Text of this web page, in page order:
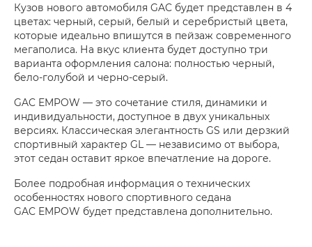
Кузов нового автомобиля GAC будет представлен в 4
цветах: черный, серый, белый и серебристый цвета,
которые идеально впишутся в пейзаж современного
мегаполиса. На вкус клиента будет доступно три
варианта оформления салона: полностью черный,
бело-голубой и черно-серый.
GAC EMPOW — это сочетание стиля, динамики и
индивидуальности, доступное в двух уникальных
версиях. Классическая элегантность GS или дерзкий
спортивный характер GL — независимо от выбора,
этот седан оставит яркое впечатление на дороге.
Более подробная информация о технических
особенностях нового спортивного седана
GAC EMPOW будет представлена дополнительно.